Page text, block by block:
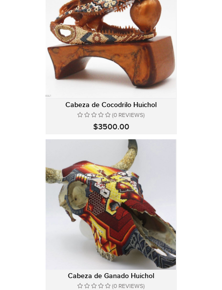
Cabeza de Cocodrilo Huichol
(0 REVIEWS)
$3500.00
Cabeza de Ganado Huichol
(0 REVIEWS)